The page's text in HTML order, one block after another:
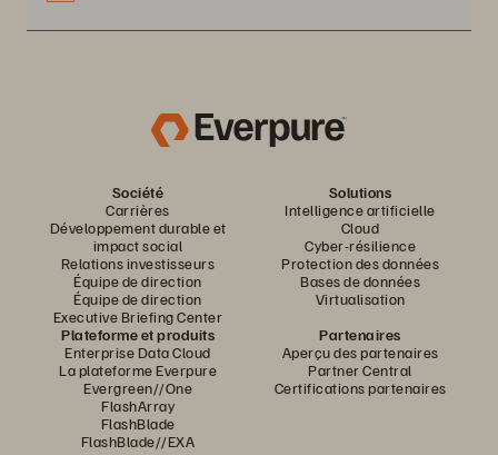
Société
Carrières
Développement durable et
impact social
Relations investisseurs
Équipe de direction
Équipe de direction
Executive Briefing Center
Solutions
Intelligence artificielle
Cloud
Cyber-résilience
Protection des données
Bases de données
Virtualisation
Plateforme et produits
Enterprise Data Cloud
La plateforme Everpure
Evergreen//One
FlashArray
FlashBlade
FlashBlade//EXA
Partenaires
Aperçu des partenaires
Partner Central
Certifications partenaires